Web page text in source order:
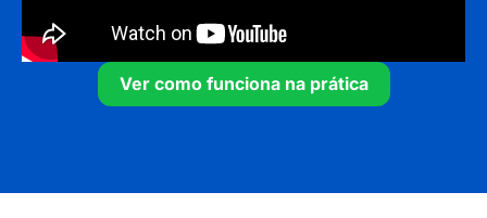
Ver como funciona na prática